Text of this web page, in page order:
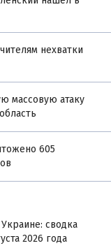
нехватки
массовую атаку
605
сводка
2026 года